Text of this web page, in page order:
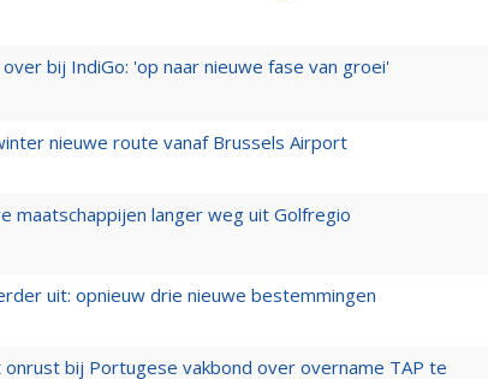
bij IndiGo: 'op naar nieuwe fase van groei'
nieuwe route vanaf Brussels Airport
maatschappijen langer weg uit Golfregio
uit: opnieuw drie nieuwe bestemmingen
bij Portugese vakbond over overname TAP te